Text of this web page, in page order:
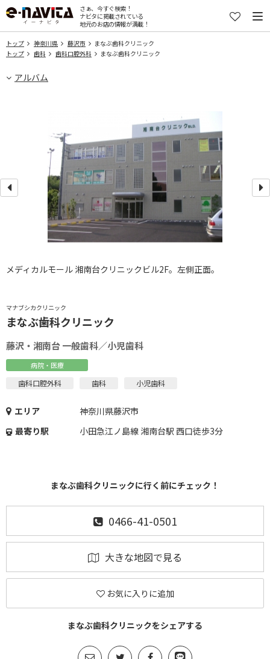
さぁ、今すぐ検索！
ナビタに掲載されている
地元のお店の情報が満載！
トップ 神奈川県 藤沢市
まなぶ歯科クリニック
トップ
歯科 歯科口腔外科 まなぶ歯科クリニック
アルバム
マナブシカクリニック
まなぶ歯科クリニック
藤沢・湘南台 一般歯科／小児歯科
病院・医療
歯科口腔外科 歯科 小児歯科
エリア
神奈川県藤沢市
最寄り駅
小田急江ノ島線 湘南台駅 西口徒歩3分
まなぶ歯科クリニックに行く前にチェック！
0466-41-0501
大きな地図で見る
お気に入りに追加
まなぶ歯科クリニックをシェアする
メディカルモール 湘南台クリニックビル2F。左側正面。